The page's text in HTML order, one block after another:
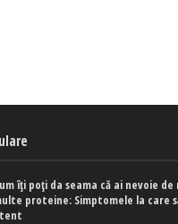
îți poți da seama că ai nevoie de
proteine: Simptomele la care